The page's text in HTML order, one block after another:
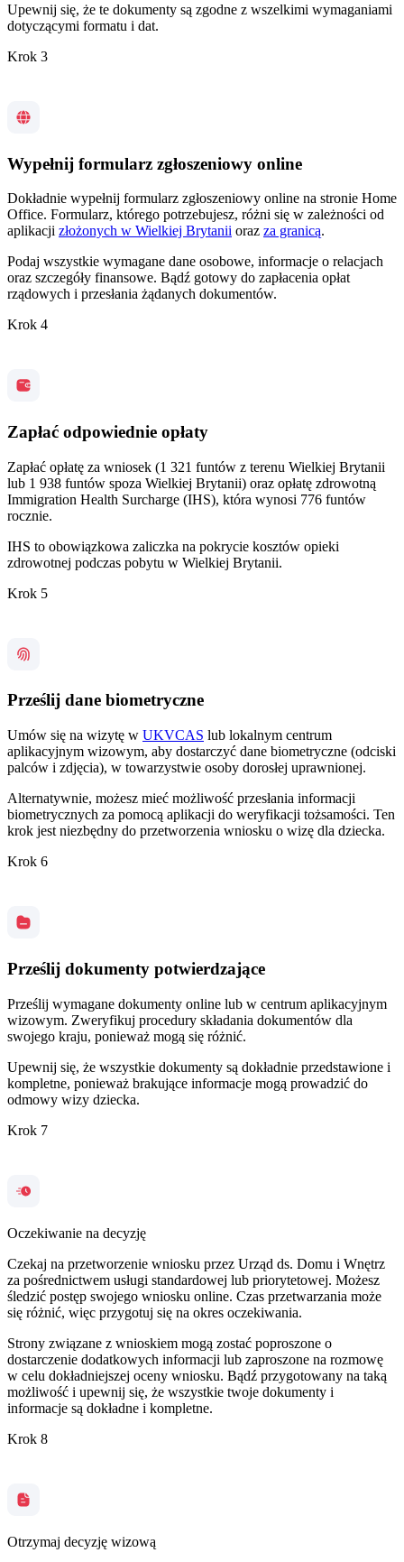
Upewnij się, że te dokumenty są zgodne z wszelkimi wymaganiami
dotyczącymi formatu i dat.
Krok 3
Wypełnij formularz zgłoszeniowy online
Dokładnie wypełnij formularz zgłoszeniowy online na stronie Home
Office. Formularz, którego potrzebujesz, różni się w zależności od
aplikacji złożonych w Wielkiej Brytanii oraz za granicą.
Podaj wszystkie wymagane dane osobowe, informacje o relacjach
oraz szczegóły finansowe. Bądź gotowy do zapłacenia opłat
rządowych i przesłania żądanych dokumentów.
Krok 4
Zapłać odpowiednie opłaty
Zapłać opłatę za wniosek (1 321 funtów z terenu Wielkiej Brytanii
lub 1 938 funtów spoza Wielkiej Brytanii) oraz opłatę zdrowotną
Immigration Health Surcharge (IHS), która wynosi 776 funtów
rocznie.
IHS to obowiązkowa zaliczka na pokrycie kosztów opieki
zdrowotnej podczas pobytu w Wielkiej Brytanii.
Krok 5
Prześlij dane biometryczne
Umów się na wizytę w UKVCAS lub lokalnym centrum
aplikacyjnym wizowym, aby dostarczyć dane biometryczne (odciski
palców i zdjęcia), w towarzystwie osoby dorosłej uprawnionej.
Alternatywnie, możesz mieć możliwość przesłania informacji
biometrycznych za pomocą aplikacji do weryfikacji tożsamości. Ten
krok jest niezbędny do przetworzenia wniosku o wizę dla dziecka.
Krok 6
Prześlij dokumenty potwierdzające
Prześlij wymagane dokumenty online lub w centrum aplikacyjnym
wizowym. Zweryfikuj procedury składania dokumentów dla
swojego kraju, ponieważ mogą się różnić.
Upewnij się, że wszystkie dokumenty są dokładnie przedstawione i
kompletne, ponieważ brakujące informacje mogą prowadzić do
odmowy wizy dziecka.
Krok 7
Oczekiwanie na decyzję
Czekaj na przetworzenie wniosku przez Urząd ds. Domu i Wnętrz
za pośrednictwem usługi standardowej lub priorytetowej. Możesz
śledzić postęp swojego wniosku online. Czas przetwarzania może
się różnić, więc przygotuj się na okres oczekiwania.
Strony związane z wnioskiem mogą zostać poproszone o
dostarczenie dodatkowych informacji lub zaproszone na rozmowę
w celu dokładniejszej oceny wniosku. Bądź przygotowany na taką
możliwość i upewnij się, że wszystkie twoje dokumenty i
informacje są dokładne i kompletne.
Krok 8
Otrzymaj decyzję wizową